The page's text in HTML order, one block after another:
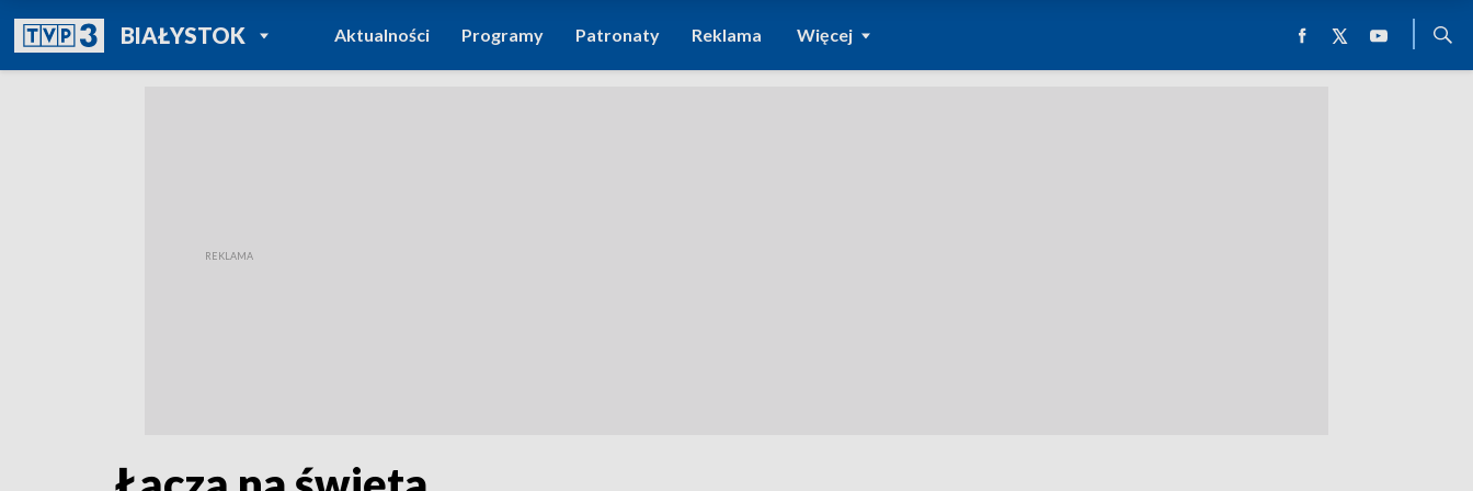
BIAŁYSTOKPOWRÓT DO
TVP REGIONY
Aktualności Programy Patronaty Reklama Więcej